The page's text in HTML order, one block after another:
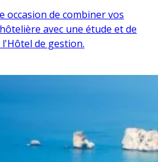
occasion de combiner vos
avec une étude et de
de gestion.